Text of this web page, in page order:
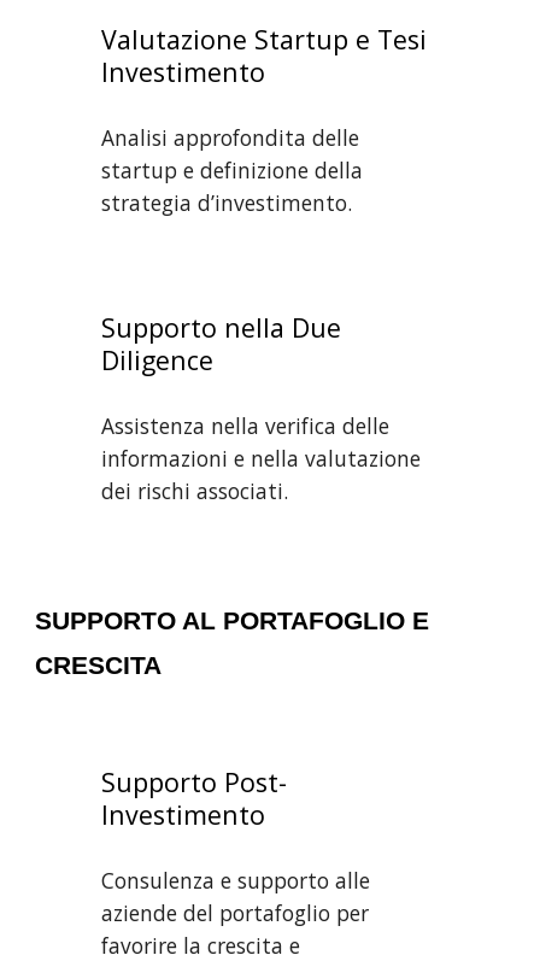
Valutazione Startup e Tesi
Investimento
Analisi approfondita delle
startup e definizione della
strategia d’investimento.
Supporto nella Due
Diligence
Assistenza nella verifica delle
informazioni e nella valutazione
dei rischi associati.
SUPPORTO AL PORTAFOGLIO E
CRESCITA
Supporto Post-
Investimento
Consulenza e supporto alle
aziende del portafoglio per
favorire la crescita e